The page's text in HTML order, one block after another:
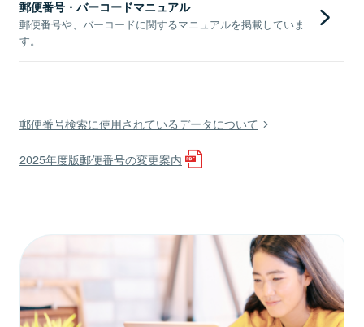
郵便番号・バーコードマニュアル
郵便番号や、バーコードに関するマニュアルを掲載していま
す。
郵便番号検索に使用されているデータについて
2025年度版郵便番号の変更案内